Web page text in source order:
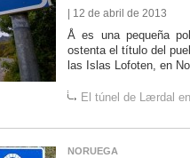
| 12 de abril de 2013
Å es una pequeña
ostenta el título del
las Islas Lofoten, en
El túnel de Lærdal
NORUEGA